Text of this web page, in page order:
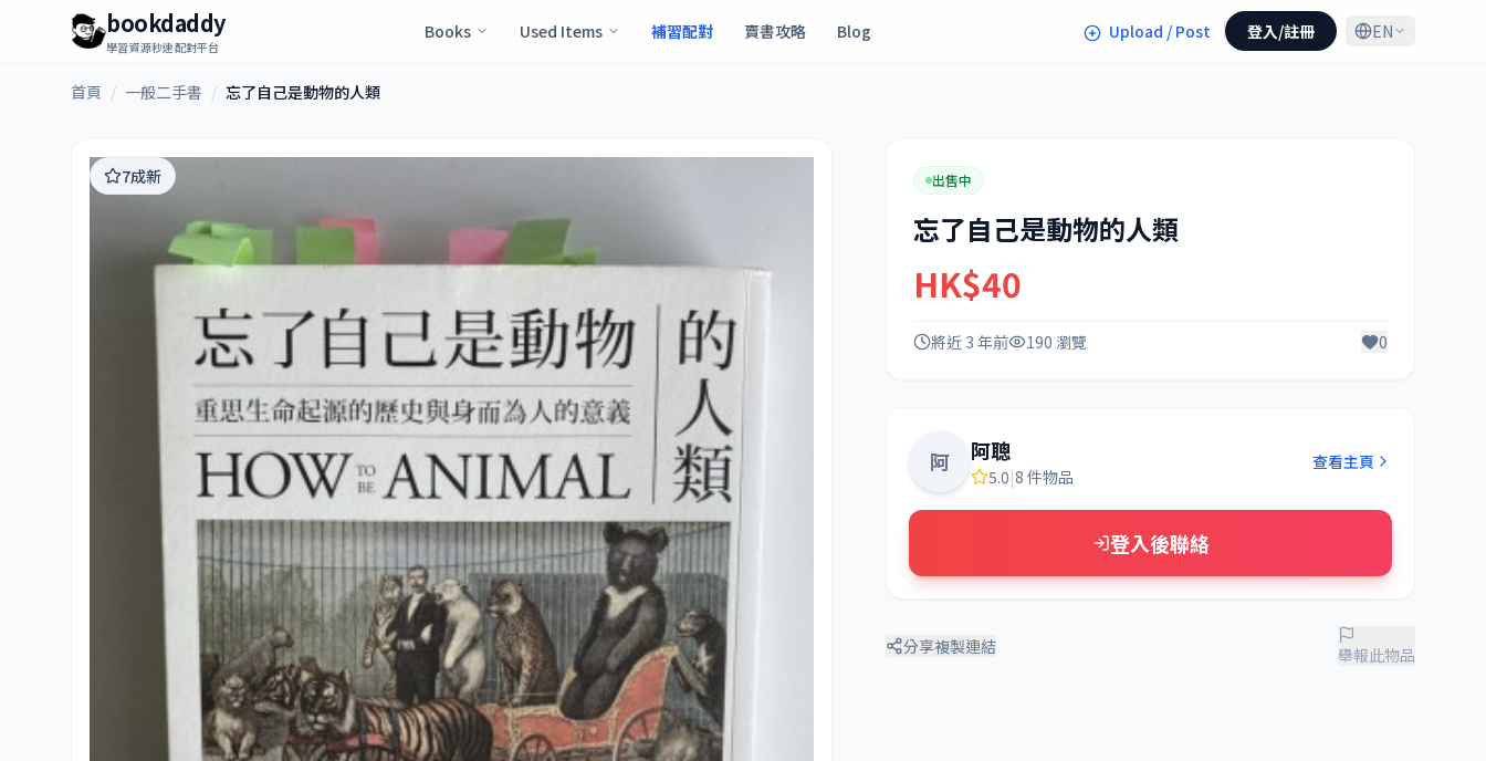
bookdaddy
學習資源秒速配對平台
Books Used Items 補習配對 賣書攻略 Blog Upload / Post 登入/註冊 EN
首頁 / 一般二手書 / 忘了自己是動物的人類
7成新 出售中
忘了自己是動物的人類
HK$40
將近 3 年前 190 瀏覽 0
阿 阿聰
5.0|8 件物品
查看主頁
登入後聯絡
分享複製連結 舉報此物品